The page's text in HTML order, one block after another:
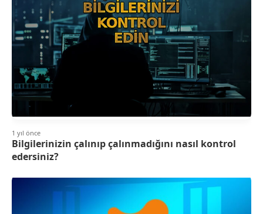
1 yıl önce
Bilgilerinizin çalınıp çalınmadığını nasıl kontrol
edersiniz?